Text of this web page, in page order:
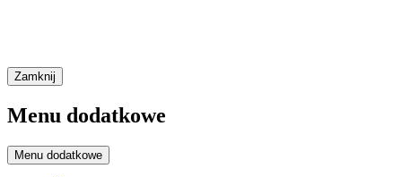
Zamknij
Menu dodatkowe
Menu dodatkowe